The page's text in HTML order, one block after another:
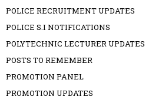
POLICE RECRUITMENT UPDATES
POLICE S.I NOTIFICATIONS
POLYTECHNIC LECTURER UPDATES
POSTS TO REMEMBER
PROMOTION PANEL
PROMOTION UPDATES